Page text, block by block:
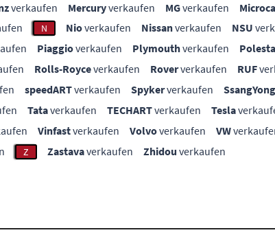
verkaufen Mercuryverkaufen MGverkaufen
N Nioverkaufen Nissanverkaufen NSU
Piaggioverkaufen Plymouthverkaufen
Rolls-Royceverkaufen Roververkaufen RUF
speedARTverkaufen Spykerverkaufen SsangYong
Tataverkaufen TECHARTverkaufen Tesla
Vinfastverkaufen Volvoverkaufen VW
Z Zastavaverkaufen Zhidou verkaufen